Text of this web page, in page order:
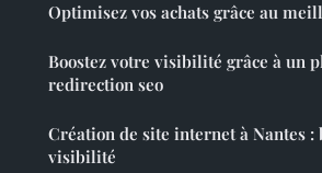
Optimisez vos achats grâce au
Boostez votre visibilité grâce à un
redirection seo
Création de site internet à Nantes :
visibilité